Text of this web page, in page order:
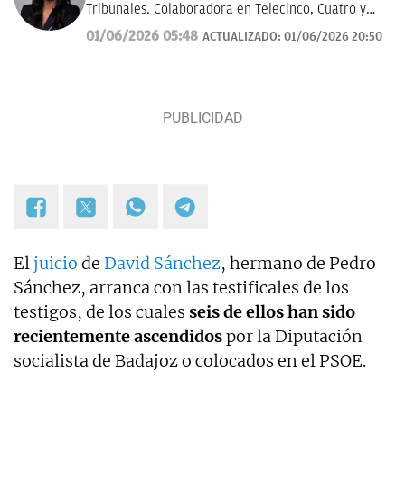
Tribunales. Colaboradora en Telecinco, Cuatro y
Telemadrid. Graduada en Periodismo por la
Universidad Complutense de Madrid y máster en
01/06/2026 05:48 ACTUALIZADO: 01/06/2026 20:50
Eljuicio de David Sánchez, hermano de Pedro
Sánchez, arranca con las testificales de los
testigos, de los cuales seis de ellos han sido
recientemente ascendidospor la Diputación
socialista de Badajoz o colocados en el PSOE.